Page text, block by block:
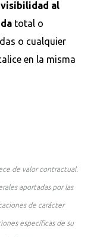
al
total o
o cualquier
en la misma
de valor contractual.
aportadas por las
de carácter
específicas de su